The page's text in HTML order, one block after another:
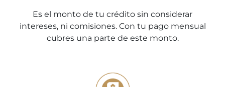
Es el monto de tu crédito sin considerar
intereses, ni comisiones. Con tu pago mensual
cubres una parte de este monto.